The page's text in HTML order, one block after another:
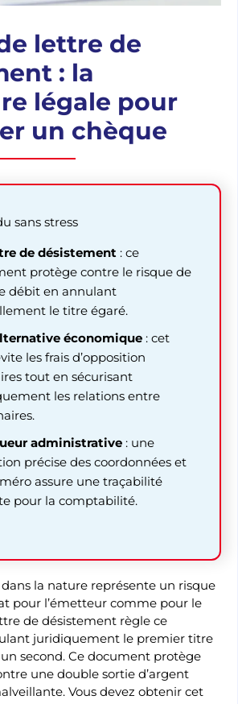
lettre de
: la
légale pour
un chèque
sans stress
de désistement : ce
protège contre le risque de
débit en annulant
le titre égaré.
économique : cet
les frais d’opposition
tout en sécurisant
les relations entre
administrative : une
précise des coordonnées et
assure une traçabilité
pour la comptabilité.
la nature représente un risque
pour l’émetteur comme pour le
de désistement règle ce
juridiquement le premier titre
second. Ce document protège
une double sortie d’argent
Vous devez obtenir cet